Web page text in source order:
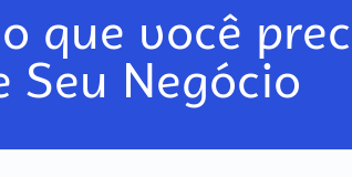
que você
Seu Negócio